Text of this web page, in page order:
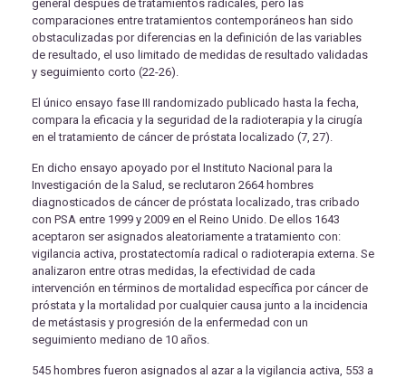
general después de tratamientos radicales, pero las
comparaciones entre tratamientos contemporáneos han sido
obstaculizadas por diferencias en la definición de las variables
de resultado, el uso limitado de medidas de resultado validadas
y seguimiento corto (22-26).
El único ensayo fase III randomizado publicado hasta la fecha,
compara la eficacia y la seguridad de la radioterapia y la cirugía
en el tratamiento de cáncer de próstata localizado (7, 27).
En dicho ensayo apoyado por el Instituto Nacional para la
Investigación de la Salud, se reclutaron 2664 hombres
diagnosticados de cáncer de próstata localizado, tras cribado
con PSA entre 1999 y 2009 en el Reino Unido. De ellos 1643
aceptaron ser asignados aleatoriamente a tratamiento con:
vigilancia activa, prostatectomía radical o radioterapia externa. Se
analizaron entre otras medidas, la efectividad de cada
intervención en términos de mortalidad específica por cáncer de
próstata y la mortalidad por cualquier causa junto a la incidencia
de metástasis y progresión de la enfermedad con un
seguimiento mediano de 10 años.
545 hombres fueron asignados al azar a la vigilancia activa, 553 a